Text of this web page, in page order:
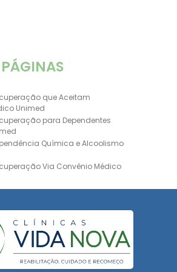
PÁGINAS
que Aceitam
Unimed
para Dependentes
Química e Alcoolismo
Via Convênio Médico
Convênio Bradesco
para Dependentes
para Dependentes